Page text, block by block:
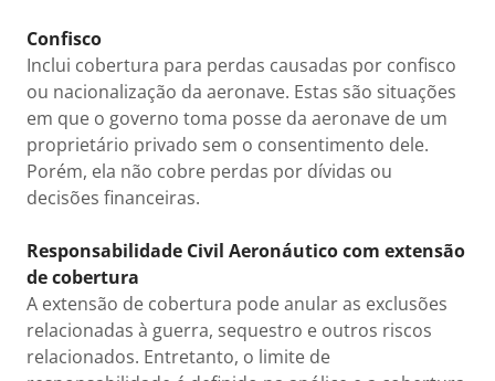
Confisco
Inclui cobertura para perdas causadas por confisco
ou nacionalização da aeronave. Estas são situações
em que o governo toma posse da aeronave de um
proprietário privado sem o consentimento dele.
Porém, ela não cobre perdas por dívidas ou
decisões financeiras.
Responsabilidade Civil Aeronáutico com extensão
de cobertura
A extensão de cobertura pode anular as exclusões
relacionadas à guerra, sequestro e outros riscos
relacionados. Entretanto, o limite de